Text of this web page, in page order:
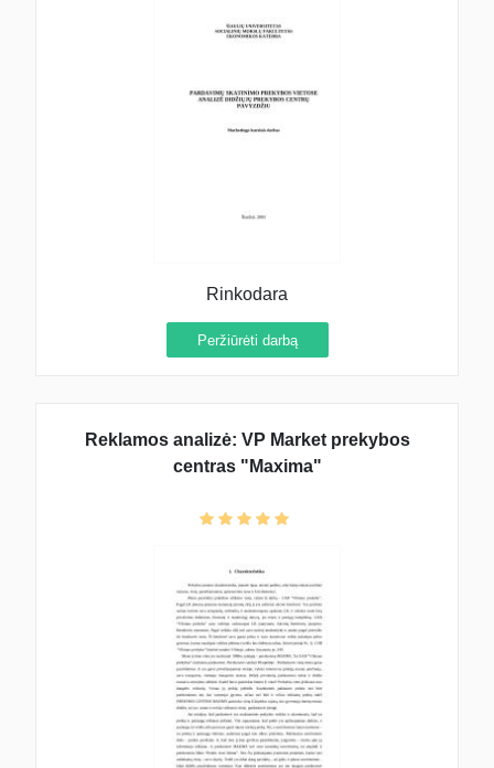
Rinkodara
Peržiūrėti darbą
Reklamos analizė: VP Market prekybos
centras "Maxima"